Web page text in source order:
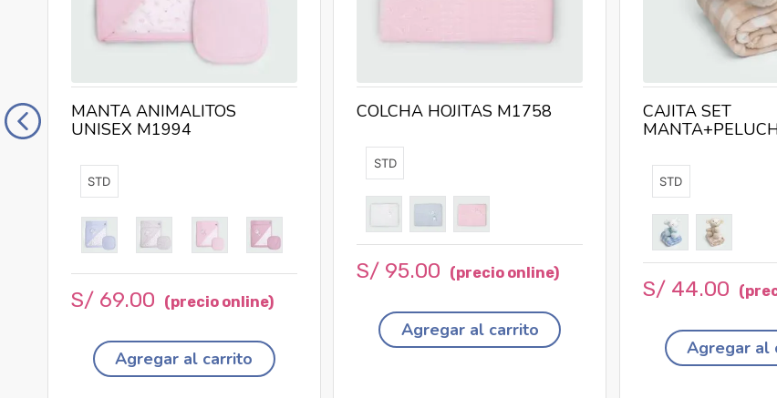
STD
MANTA ANIMALITOS
UNISEX M1994
S/ 69.00
Agregar al carrito
STD
COLCHA HOJITAS M1758
S/ 95.00
Agregar al carrito
STD
CAJITA SET
S/ 44.00
Agregar al